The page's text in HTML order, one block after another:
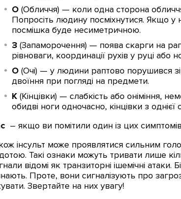
О (Обличчя) — коли одна сторона
Попросіть людину посміхнутися. Якщо у
посмішка буде несиметричною.
З (Запаморочення) — поява скарги на
рівноваги, координації рухів у руці або
О (Очі) — у людини раптово порушився
двоїння при погляді на предмети.
К (Кінцівки) — слабкість або оніміння,
обидві ноги одночасно, кінцівки з
– якщо ви помітили один із цих
інсульт може проявлятися сильним
Такі ознаки можуть тривати лише
відомі як транзиторні ішемічні
Проте, вони сигналізують про
Звертайте на них увагу!